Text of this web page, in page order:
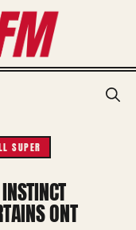
SUPER
ONT